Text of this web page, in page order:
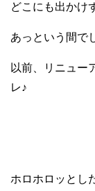
どこにも出かけ
あっという間で
以前、リニュー
レ♪
ホロホロッとし